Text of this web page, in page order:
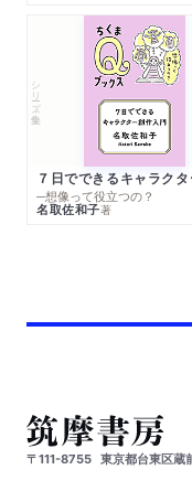
シリーズ・全集
─想像って役立つの？
名取佐和子著
〒111-8755 東京都台東区